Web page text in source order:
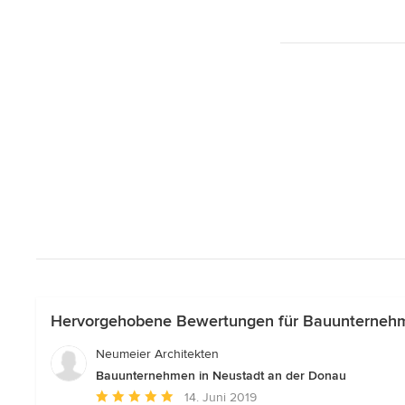
Hervorgehobene Bewertungen für
Neumeier Architekten
Bauunternehmen in Neustadt an der Donau
Durchschnittliche14. Juni 2019